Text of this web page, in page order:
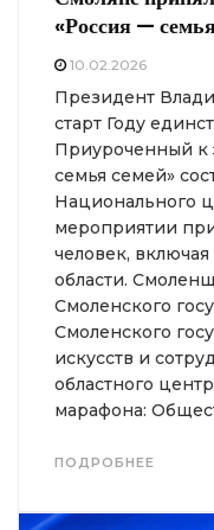
«Россия —
10.02.2026
Президент
старт Году
Приуроченный к
семья семей»
Национального
мероприятии
человек,
области.
Смоленского
Смоленского
искусств и
областного
марафона:
ПОДРОБНЕЕ